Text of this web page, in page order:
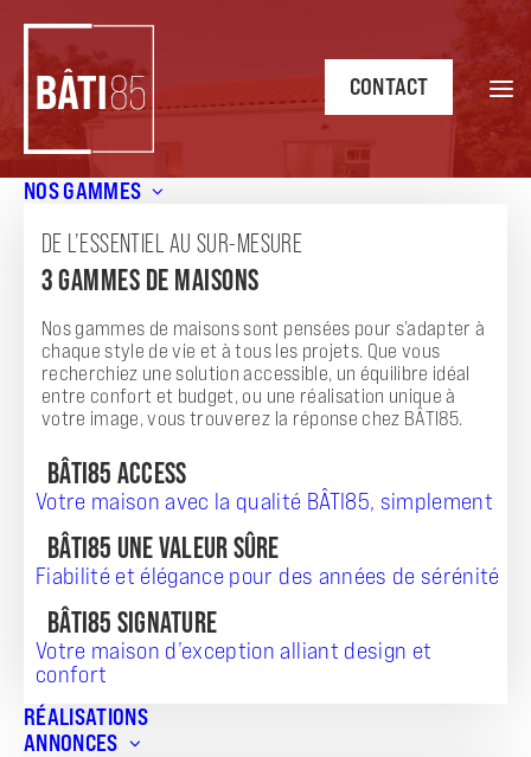
NOS GAMMES
DE L’ESSENTIEL AU SUR-MESURE
3 GAMMES DE MAISONS
Nos gammes de maisons sont pensées pour s’adapter à
chaque style de vie et à tous les projets. Que vous
recherchiez une solution accessible, un équilibre idéal
entre confort et budget, ou une réalisation unique à
votre image, vous trouverez la réponse chez BÂTI85.
BÂTI85 ACCESS
Votre maison avec la qualité BÂTI85, simplement
BÂTI85 UNE VALEUR SÛRE
Fiabilité et élégance pour des années de sérénité
BÂTI85 SIGNATURE
Votre maison d’exception alliant design et
confort
RÉALISATIONS
ANNONCES
CONTACT
TERRAIN + MAISON
218 700